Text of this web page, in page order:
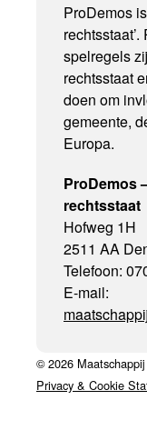
ProDemos
spelregels
rechtsstaat
doen om
gemeente,
Europa.
ProDemos
rechtsstaat
Hofweg 1H
2511 AA
Telefoon:
E-mail:
© 2026
Privacy & Cookie